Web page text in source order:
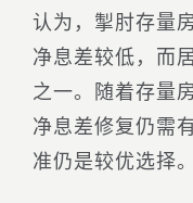
认为，掣肘存量
净息差较低，而
之一。随着存量
净息差修复仍需
准仍是较优选择。